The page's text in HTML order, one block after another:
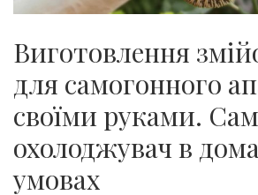
Виготовлення
для самогонного
своїми руками.
охолоджувач в
умовах